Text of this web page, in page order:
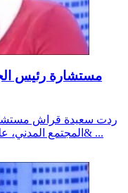
مستشارة رئيس
ردت سعيدة قراش
المجتمع المدني، على الحملات التي أطلقتها "بعض الأطراف& ...